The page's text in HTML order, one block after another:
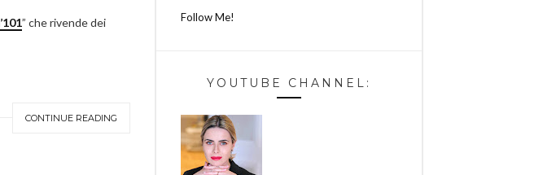
” che rivende dei
CONTINUE READING
Follow Me!
YOUTUBE CHANNEL: